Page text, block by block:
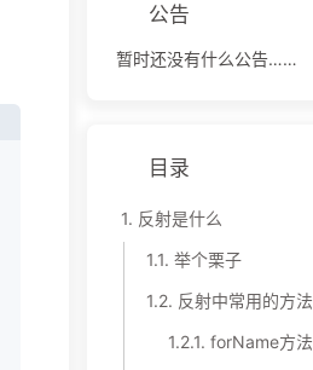
公告
暂时还没有什么公告……
目录
1. 反射是什么
1.1. 举个栗子
1.2. 反射中常用的方法
1.2.1. forName方法